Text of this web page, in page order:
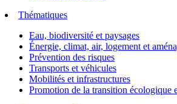
Thématiques
Eau, biodiversité et paysages
Énergie, climat, air, logement et
Prévention des risques
Transports et véhicules
Mobilités et infrastructures
Promotion de la transition écologique